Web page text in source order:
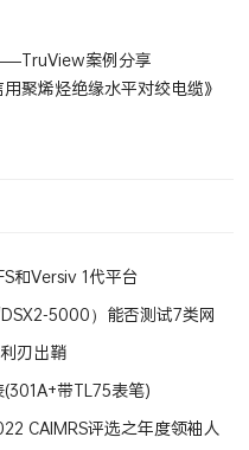
案例分享
聚烯烃绝缘水平对绞电缆》
和Versiv 1代平台
5000）能否测试7类网
刃出鞘
带TL75表笔)
CAIMRS评选之年度领袖人